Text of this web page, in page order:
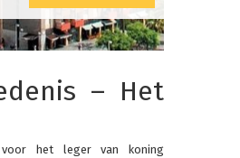
– Het
voor het leger van koning